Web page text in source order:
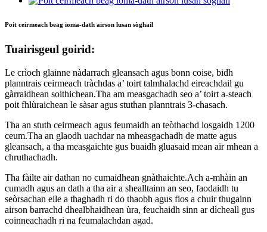
Poit ceirmeach beag ioma-dath airson lusan sòghail
Tuairisgeul goirid:
Le crìoch glainne nàdarrach gleansach agus bonn coise, bidh
planntrais ceirmeach tràchdas a’ toirt talmhalachd eireachdail gu
gàrraidhean soithichean.Tha am measgachadh seo a’ toirt a-steach
poit fhlùraichean le sàsar agus stuthan planntrais 3-chasach.
Tha an stuth ceirmeach agus feumaidh an teòthachd losgaidh 1200
ceum.Tha an glaodh uachdar na mheasgachadh de matte agus
gleansach, a tha measgaichte gus buaidh gluasaid mean air mhean a
chruthachadh.
Tha fàilte air dathan no cumaidhean gnàthaichte.Ach a-mhàin an
cumadh agus an dath a tha air a shealltainn an seo, faodaidh tu
seòrsachan eile a thaghadh ri do thaobh agus fios a chuir thugainn
airson barrachd dhealbhaidhean ùra, feuchaidh sinn ar dìcheall gus
coinneachadh ri na feumalachdan agad.